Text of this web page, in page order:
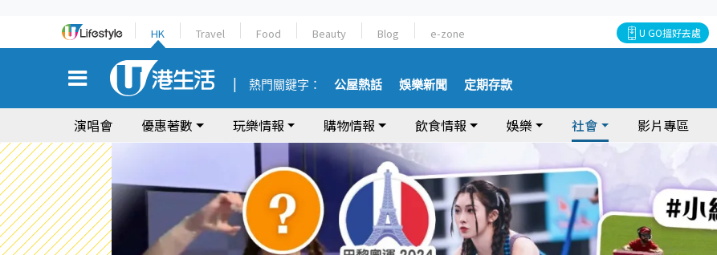
HK Travel Food Beauty Blog e-zone U GO搵好去處
熱門關鍵字： 公屋熱話 娛樂新聞 定期存款
演唱會 優惠著數 玩樂情報 購物情報 飲食情報 娛樂 社會 影片專區